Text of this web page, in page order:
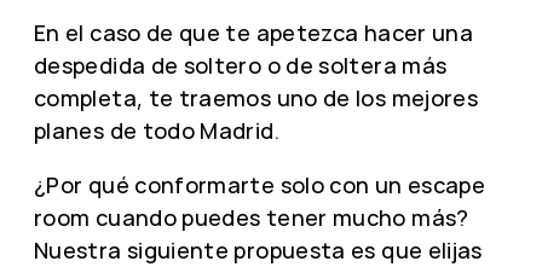
En el caso de que te apetezca hacer una
despedida de soltero o de soltera más
completa, te traemos uno de los mejores
planes de todo Madrid.
¿Por qué conformarte solo con un escape
room cuando puedes tener mucho más?
Nuestra siguiente propuesta es que elijas